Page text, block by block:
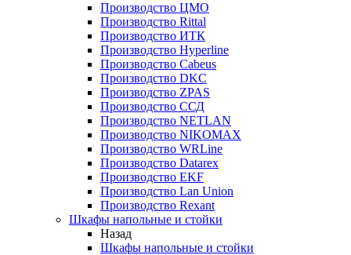
Производство ЦМО
Производство Rittal
Производство ИТК
Производство Hyperline
Производство Cabeus
Производство DKC
Производство ZPAS
Производство ССД
Производство NETLAN
Производство NIKOMAX
Производство WRLine
Производство Datarex
Производство EKF
Производство Lan Union
Производство Rexant
Шкафы напольные и стойки
Назад
Шкафы напольные и стойки